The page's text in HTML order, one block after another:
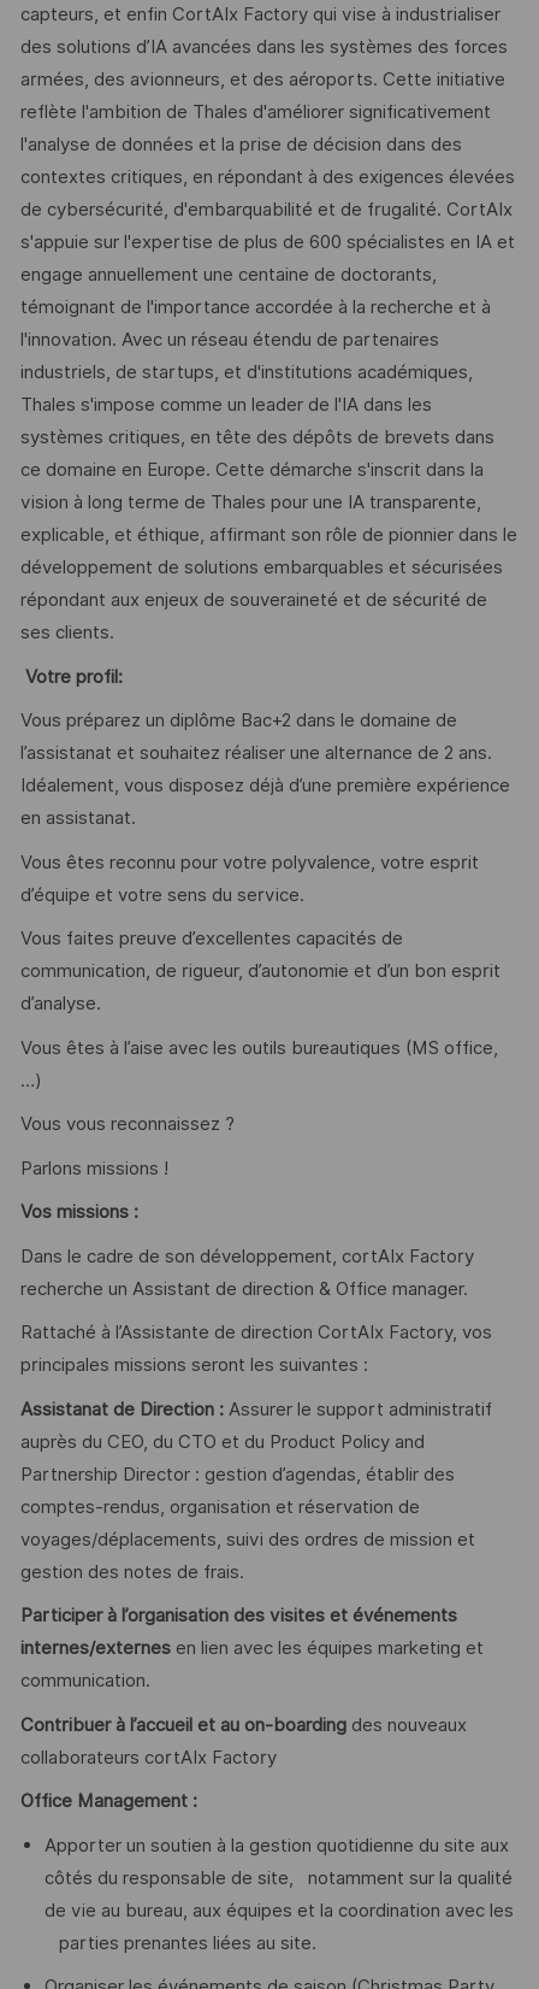
capteurs, et enfin CortAIx Factory qui vise à industrialiser
des solutions d’IA avancées dans les systèmes des forces
armées, des avionneurs, et des aéroports. Cette initiative
reflète l'ambition de Thales d'améliorer significativement
l'analyse de données et la prise de décision dans des
contextes critiques, en répondant à des exigences élevées
de cybersécurité, d'embarquabilité et de frugalité. CortAIx
s'appuie sur l'expertise de plus de 600 spécialistes en IA et
engage annuellement une centaine de doctorants,
témoignant de l'importance accordée à la recherche et à
l'innovation. Avec un réseau étendu de partenaires
industriels, de startups, et d'institutions académiques,
Thales s'impose comme un leader de l'IA dans les
systèmes critiques, en tête des dépôts de brevets dans
ce domaine en Europe. Cette démarche s'inscrit dans la
vision à long terme de Thales pour une IA transparente,
explicable, et éthique, affirmant son rôle de pionnier dans le
développement de solutions embarquables et sécurisées
répondant aux enjeux de souveraineté et de sécurité de
ses clients.
Votre profil:
Vous préparez un diplôme Bac+2 dans le domaine de
l’assistanat et souhaitez réaliser une alternance de 2 ans.
Idéalement, vous disposez déjà d’une première expérience
en assistanat.
Vous êtes reconnu pour votre polyvalence, votre esprit
d’équipe et votre sens du service.
Vous faites preuve d’excellentes capacités de
communication, de rigueur, d’autonomie et d’un bon esprit
d’analyse.
Vous êtes à l’aise avec les outils bureautiques (MS office,
…)
Vous vous reconnaissez ?
Parlons missions !
Vos missions :
Dans le cadre de son développement, cortAIx Factory
recherche un Assistant de direction & Office manager.
Rattaché à l’Assistante de direction CortAIx Factory, vos
principales missions seront les suivantes :
Assistanat de Direction : Assurer le support administratif
auprès du CEO, du CTO et du Product Policy and
Partnership Director : gestion d’agendas, établir des
comptes-rendus, organisation et réservation de
voyages/déplacements, suivi des ordres de mission et
gestion des notes de frais.
Participer à l’organisation des visites et événements
internes/externesen lien avec les équipes marketing et
communication.
Contribuer à l’accueil et au on-boarding des nouveaux
collaborateurs cortAIx Factory
Office Management :
Apporter un soutien à la gestion quotidienne du site aux
côtés du responsable de site, notamment sur la qualité
de vie au bureau, aux équipes et la coordination avec les
parties prenantes liées au site.